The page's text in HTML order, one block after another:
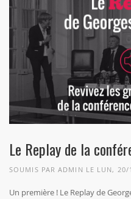
Le Replay de la
SOUMIS PARADMIN LE LUN,
Un première ! Le Replay de